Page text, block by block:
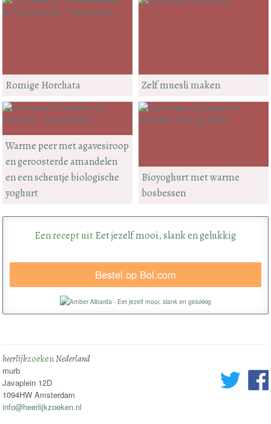
Zelf muesli maken
Romige Horchata
Bioyoghurt met warme
bosbessen
Warme peer met agavesiroop
en geroosterde amandelen
en een scheutje biologische
yoghurt
Een recept uitEet jezelf mooi, slank en gelukkig
Bestel op Bol.com
heerlijkzoekenNederland
murb
Javaplein 12D
1094HW Amsterdam
info@heerlijkzoeken.nl